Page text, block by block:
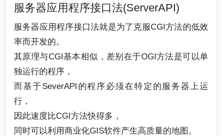
服务器应用程序接口法(ServerAPI)
服务器应用程序接口法就是为了克服CGI方法的低效
率而开发的。
其原理与CGI基本相似，差别在于OGI方法是可以单
独运行的程序，
而基于SeverAPI的程序必须在特定的服务器上运
行，
因此速度比CGI方法快得多，
同时可以利用商业化GIS软件产生高质量的地图。